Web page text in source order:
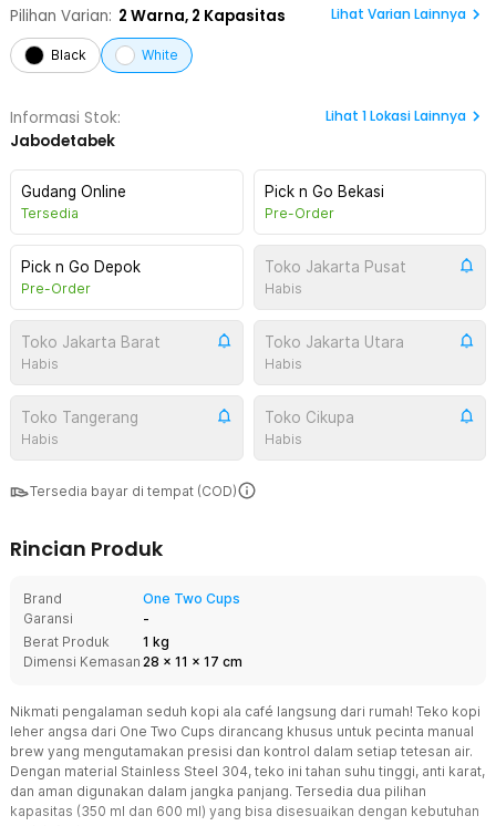
Pilihan Varian: 2 Warna, 2 Kapasitas Lihat Varian Lainnya
Black White
Informasi Stok:
Jabodetabek
Lihat 1Lokasi Lainnya
Gudang Online
Tersedia
Pick n Go Bekasi
Pre-Order
Pick n Go Depok
Pre-Order
Toko Jakarta Pusat
Habis
Toko Jakarta Barat
Habis
Toko Jakarta Utara
Habis
Toko Tangerang
Habis
Toko Cikupa
Habis
Tersedia bayar di tempat (COD)
Rincian Produk
Brand
One Two Cups
Garansi
-
Berat Produk
1 kg
Dimensi Kemasan 28 x 11 x 17 cm
Nikmati pengalaman seduh kopi ala café langsung dari rumah! Teko kopi
leher angsa dari One Two Cups dirancang khusus untuk pecinta manual
brew yang mengutamakan presisi dan kontrol dalam setiap tetesan air.
Dengan material Stainless Steel 304, teko ini tahan suhu tinggi, anti karat,
dan aman digunakan dalam jangka panjang. Tersedia dua pilihan
kapasitas (350 ml dan 600 ml) yang bisa disesuaikan dengan kebutuhan